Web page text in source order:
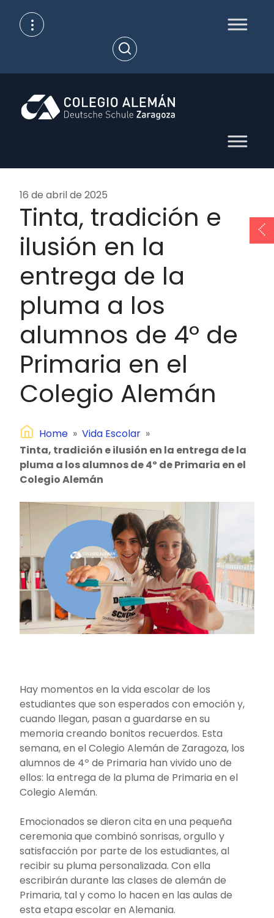
content
Open
Search
16 de abril de 2025
Tinta, tradición e
ilusión en la
entrega de la
pluma a los
alumnos de 4º de
Primaria en el
Colegio Alemán
Home » Vida Escolar »
Tinta, tradición e ilusión en la entrega de la
pluma a los alumnos de 4º de Primaria en el
Colegio Alemán
Hay momentos en la vida escolar de los
estudiantes que son esperados con emoción y,
cuando llegan, pasan a guardarse en su
memoria creando bonitos recuerdos. Esta
semana, en el Colegio Alemán de Zaragoza, los
alumnos de 4º de Primaria han vivido uno de
ellos: la entrega de la pluma de Primaria en el
Colegio Alemán.
Emocionados se dieron cita en una pequeña
ceremonia que combinó sonrisas, orgullo y
satisfacción por parte de los estudiantes, al
recibir su pluma personalizada. Con ella
escribirán durante las clases de alemán de
Primaria, tal y como lo hacen en las aulas de
esta etapa escolar en Alemania.